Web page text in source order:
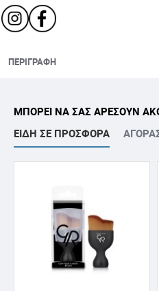
ΠΕΡΙΓΡΑΦΉ
ΜΠΟΡΕΙ ΝΑ ΣΑΣ ΑΡΕΣΟΥΝ
ΕΙΔΗ ΣΕ ΠΡΟΣΦΟΡΑ